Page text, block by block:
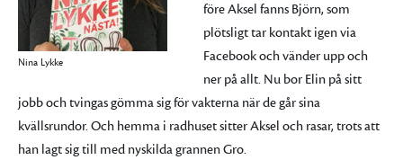
Nina Lykke
före Aksel fanns Björn, som
plötsligt tar kontakt igen via
Facebook och vänder upp och
ner på allt. Nu bor Elin på sitt
jobb och tvingas gömma sig för vakterna när de går sina
kvällsrundor. Och hemma i radhuset sitter Aksel och rasar, trots att
han lagt sig till med nyskilda grannen Gro.